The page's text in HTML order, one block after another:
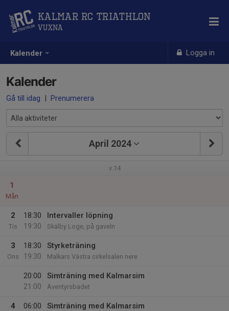
Kalender Logga in
Kalmar RC Triathlon
Vuxna
Kalender
Gå till idag | Prenumerera
April 2024
v.14
1
Mån
2
Tis
18:30
19:30
Intervaller löpning
Skälby Loge, på gaveln
3
Ons
18:30
19:30
Styrketräning
Malkars Västra cirkelsalen nere
20:00
21:00
Simträning med Kalmarsim
Äventyrsbadet
4
06:00
Simträning med Kalmarsim